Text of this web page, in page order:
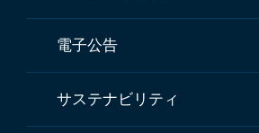
電子公告
サステナビリティ